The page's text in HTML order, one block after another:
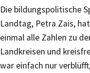
Die bildungspolitische
Landtag, Petra Zais,
einmal alle Zahlen zu
Landkreisen und
war einfach nur